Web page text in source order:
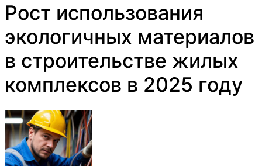
Рост использования
экологичных материалов
в строительстве жилых
комплексов в 2025 году